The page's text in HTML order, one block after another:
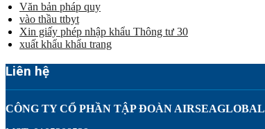
Văn bản pháp quy
vào thầu ttbyt
Xin giấy phép nhập khẩu Thông tư 30
xuất khẩu khẩu trang
Liên hệ
CÔNG TY CỔ PHẦN TẬP ĐOÀN AIRSEAGLOBAL